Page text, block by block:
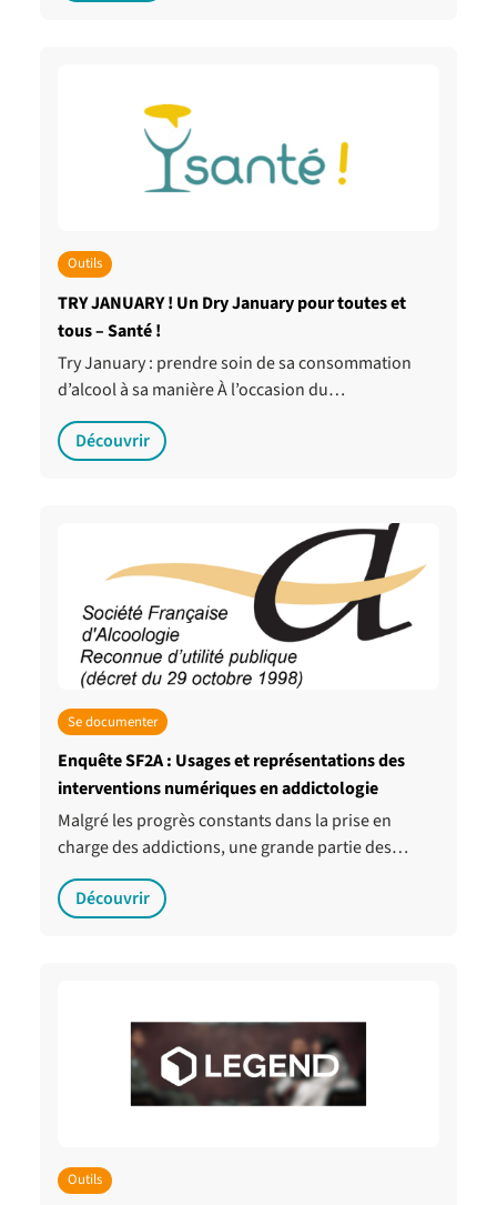
Outils
TRY JANUARY ! Un Dry January pour toutes et
tous – Santé !
Try January : prendre soin de sa consommation
d’alcool à sa manière À l’occasion du…
Découvrir
Se documenter
Enquête SF2A : Usages et représentations des
interventions numériques en addictologie
Malgré les progrès constants dans la prise en
charge des addictions, une grande partie des…
Découvrir
Outils